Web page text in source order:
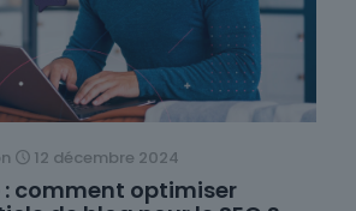
12 décembre 2024
: comment optimiser